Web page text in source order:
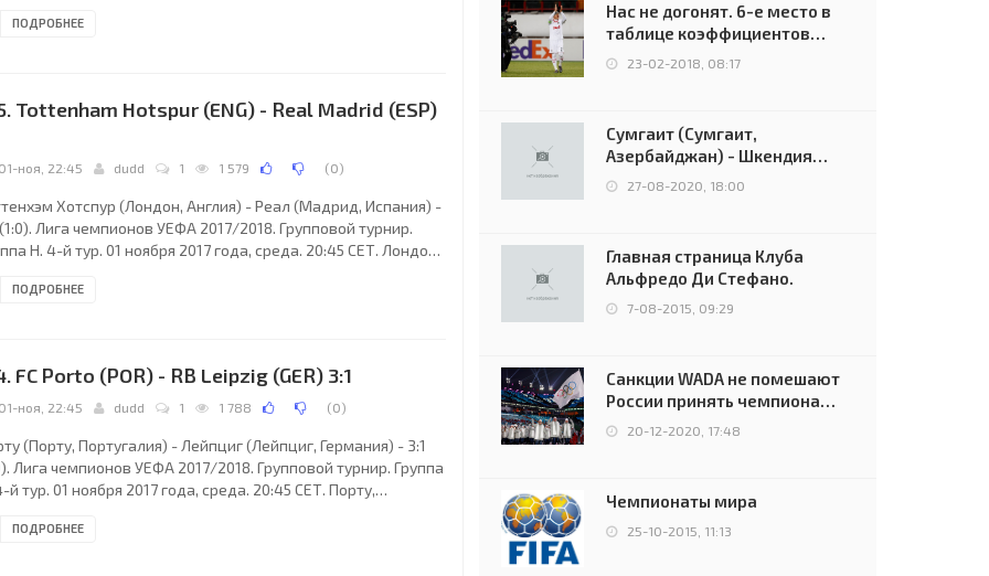
Парк. 64500 зрителей (79 % при вместимости 81360).
арбитра: Раде Обренович, Деян
ПОДРОБНЕЕ
Tottenham Hotspur (ENG) - Real Madrid (ESP)
01-ноя, 22:45 dudd 1 1 579 (0)
Хотспур (Лондон, Англия) - Реал (Мадрид, Испания) -
Лига чемпионов УЕФА 2017/2018. Групповой турнир.
H. 4-й тур. 01 ноября 2017 года, среда. 20:45 СЕТ. Лондон,
90000). Главный арбитр: Джюнейт Чакыр
арбитра: Хюсейин Гечек,
ПОДРОБНЕЕ
FC Porto (POR) - RB Leipzig (GER) 3:1
01-ноя, 22:45 dudd 1 1 788 (0)
(Порту, Португалия) - Лейпциг (Лейпциг, Германия) - 3:1
Лига чемпионов УЕФА 2017/2018. Групповой турнир. Группа
й тур. 01 ноября 2017 года, среда. 20:45 СЕТ. Порту,
при вместимости 50399). Главный арбитр: Овидиу Хацеган
ПОДРОБНЕЕ
Нас не догонят. 6-е место в
таблице коэффициентов
УЕФА остаётся за Россией
23-02-2018, 08:17
Сумгаит (Сумгаит,
Азербайджан) - Шкендия
(Тетово, Северная
Македония) - 0:2 (0:0)
27-08-2020, 18:00
Главная страница Клуба
Альфредо Ди Стефано.
7-08-2015, 09:29
Санкции WADA не помешают
России принять чемпионат
Европы и финал Лиги
чемпионов.
20-12-2020, 17:48
Чемпионаты мира
25-10-2015, 11:13